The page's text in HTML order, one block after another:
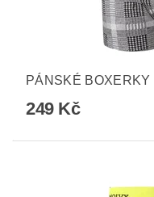
PÁNSKÉ BOXERKY
249 Kč